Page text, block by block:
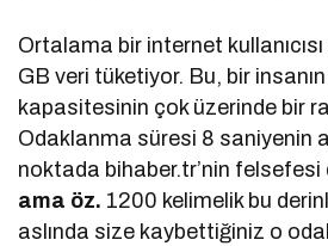
Ortalama bir internet
GB veri tüketiyor. Bu, bir
kapasitesinin çok üzerinde bir
Odaklanma süresi 8 saniyenin
noktada bihaber.tr’nin
ama öz. 1200 kelimelik bu
aslında size kaybettiğiniz o